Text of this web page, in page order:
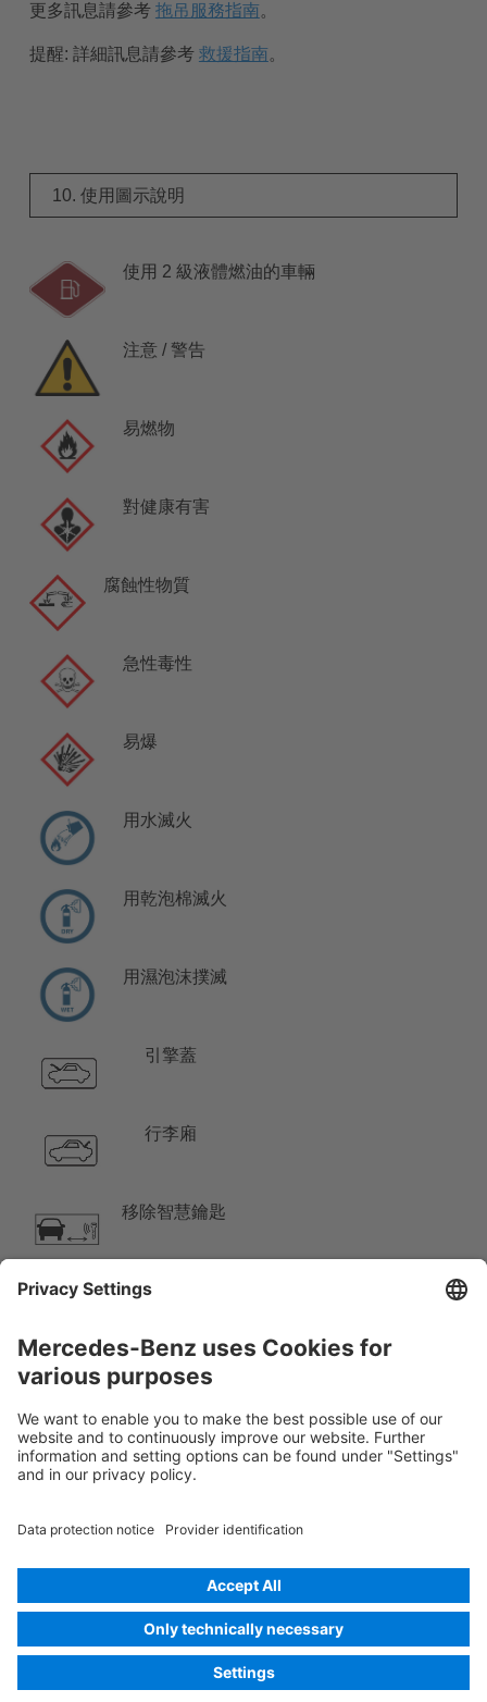
更多訊息請參考 拖吊服務指南。
提醒: 詳細訊息請參考 救援指南。
10. 使用圖示說明
使用 2 級液體燃油的車輛
注意 / 警告
易燃物
對健康有害
腐蝕性物質
急性毒性
易爆
用水滅火
用乾泡棉滅火
用濕泡沫撲滅
引擎蓋
行李廂
移除智慧鑰匙
空調系統組件
警告，低温
版本 07/2026
選擇一種語言
© 2026Mercedes-Benz AG
Cookie 設置